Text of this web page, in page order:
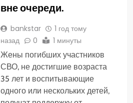
вне очереди.
bankstar
1 год тому
назад
0 1 минуты
Жены погибших участников
СВО, не достигшие возраста
35 лет и воспитывающие
одного или нескольких детей,